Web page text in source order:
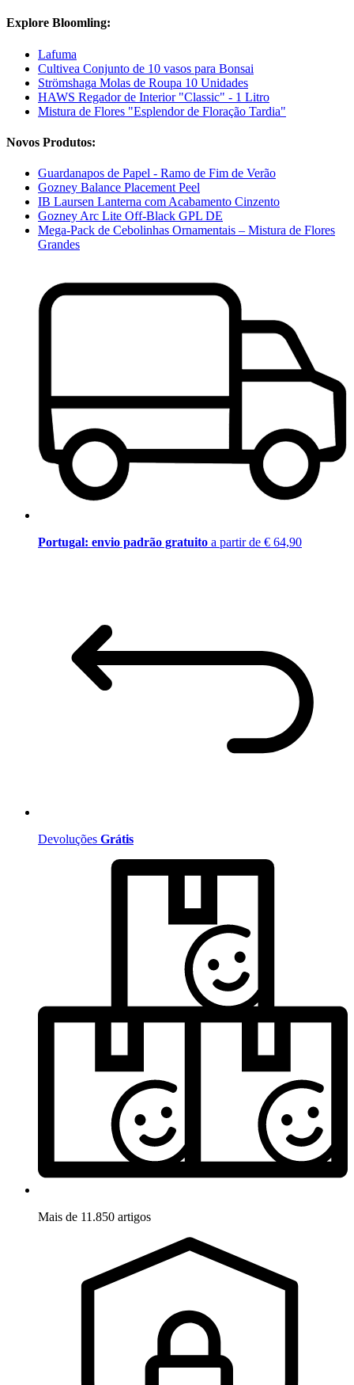
Explore Bloomling:
Lafuma
Cultivea Conjunto de 10 vasos para Bonsai
Strömshaga Molas de Roupa 10 Unidades
HAWS Regador de Interior "Classic" - 1 Litro
Mistura de Flores "Esplendor de Floração Tardia"
Novos Produtos:
Guardanapos de Papel - Ramo de Fim de Verão
Gozney Balance Placement Peel
IB Laursen Lanterna com Acabamento Cinzento
Gozney Arc Lite Off-Black GPL DE
Mega-Pack de Cebolinhas Ornamentais – Mistura de Flores
Grandes
Portugal: envio padrão gratuito a partir de € 64,90
Devoluções Grátis
Mais de 11.850 artigos